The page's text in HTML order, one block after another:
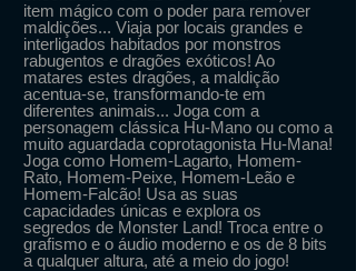
item mágico com o poder para remover
maldições... Viaja por locais grandes e
interligados habitados por monstros
rabugentos e dragões exóticos! Ao
matares estes dragões, a maldição
acentua-se, transformando-te em
diferentes animais... Joga com a
personagem clássica Hu-Mano ou como a
muito aguardada coprotagonista Hu-Mana!
Joga como Homem-Lagarto, Homem-
Rato, Homem-Peixe, Homem-Leão e
Homem-Falcão! Usa as suas
capacidades únicas e explora os
segredos de Monster Land! Troca entre o
grafismo e o áudio moderno e os de 8 bits
a qualquer altura, até a meio do jogo!